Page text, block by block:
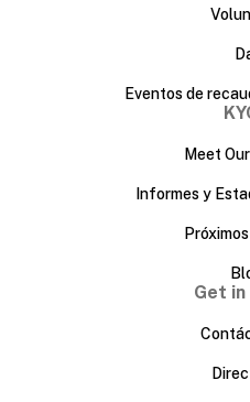
Eventos de
Meet
Informes y
Get